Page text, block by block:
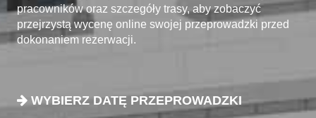
pracowników oraz szczegóły trasy, aby zobaczyć
przejrzystą wycenę online swojej przeprowadzki przed
dokonaniem rezerwacji.
WYBIERZ DATĘ PRZEPROWADZKI